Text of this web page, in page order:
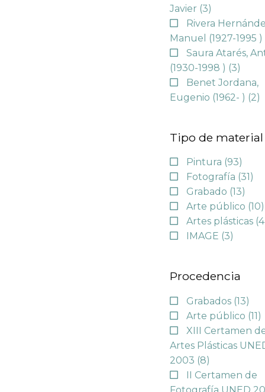
Javier (3)
Rivera
Manuel (1927-1995 )
Saura Atarés,
(1930-1998 ) (3)
Benet Jordana,
Eugenio (1962- ) (2)
Tipo de material
Pintura (93)
Fotografía (31)
Grabado (13)
Arte público (10)
Artes plásticas
IMAGE (3)
Procedencia
Grabados (13)
Arte público (11)
XIII Certamen
Artes Plásticas
2003 (8)
II Certamen de